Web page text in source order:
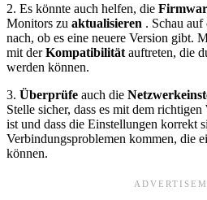
2. Es könnte auch helfen, die
Monitors zu aktualisieren . Schau auf
nach, ob es eine neuere Version gibt.
mit derKompatibilität auftreten, die
werden können.
3. Überprüfe auch die
Stelle sicher, dass es mit dem
ist und dass die Einstellungen korrekt
Verbindungsproblemen kommen, die
können.